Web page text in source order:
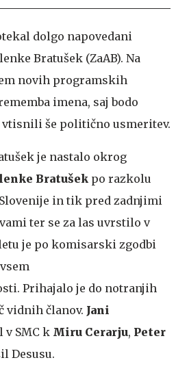
dolgo napovedani
Bratušek (ZaAB). Na
novih programskih
imena, saj bodo
vtisnili še politično usmeritev.
je nastalo okrog
Bratušek po razkolu
in tik pred zadnjimi
ter se za las uvrstilo v
je po komisarski zgodbi
Prihajalo je do notranjih
vidnih članov. Jani
v SMC k Miru Cerarju, Peter
Desusu.